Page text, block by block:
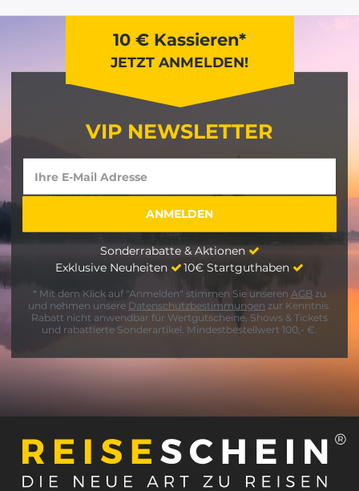
10 € Kassieren*
JETZT ANMELDEN!
VIP NEWSLETTER
Sonderrabatte & Aktionen
Exklusive Neuheiten
10€ Startguthaben
* Mit dem Klick auf "Anmelden" stimmen Sie unseren AGB zu
und nehmen unsere Datenschutzbestimmungen zur Kenntnis.
Rabatt nicht anwendbar für Wertgutscheine, Shows & Tickets
und rabattierte Sonderartikel. Mindestbestellwert 100,- €.